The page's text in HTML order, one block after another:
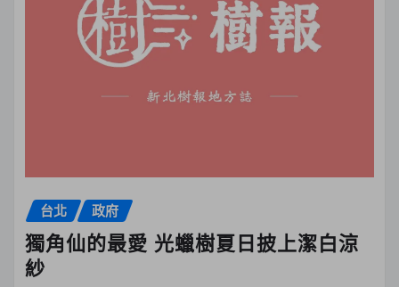
台北 政府
獨角仙的最愛 光蠟樹夏日披上潔白涼
紗